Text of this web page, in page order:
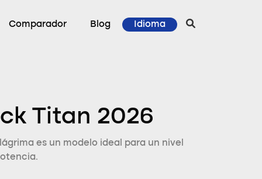
Comparador Blog Idioma
Titan 2026
es un modelo ideal para un nivel